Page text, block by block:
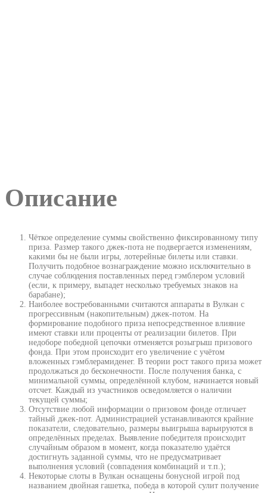
Описание
Чёткое определение суммы свойственно фиксированному типу
приза. Размер такого джек-пота не подвергается изменениям,
какими бы не были игры, лотерейные билеты или ставки.
Получить подобное вознаграждение можно исключительно в
случае соблюдения поставленных перед гэмблером условий
(если, к примеру, выпадет несколько требуемых знаков на
барабане);
Наиболее востребованными считаются аппараты в Вулкан с
прогрессивным (накопительным) джек-потом. На
формирование подобного приза непосредственное влияние
имеют ставки или проценты от реализации билетов. При
недоборе победной цепочки отменяется розыгрыш призового
фонда. При этом происходит его увеличение с учётом
вложенных гэмблерамиденег. В теории рост такого приза может
продолжаться до бесконечности. После получения банка, с
минимальной суммы, определённой клубом, начинается новый
отсчет. Каждый из участников осведомляется о наличии
текущей суммы;
Отсутствие любой информации о призовом фонде отличает
тайный джек-пот. Администрацией устанавливаются крайние
показатели, следовательно, размеры выигрыша варьируются в
определённых пределах. Выявление победителя происходит
случайным образом в момент, когда показателю удаётся
достигнуть заданной суммы, что не предусматривает
выполнения условий (совпадения комбинаций и т.п.);
Некоторые слоты в Вулкан оснащены бонусной игрой под
названием двойная гашетка, победа в которой сулит получение